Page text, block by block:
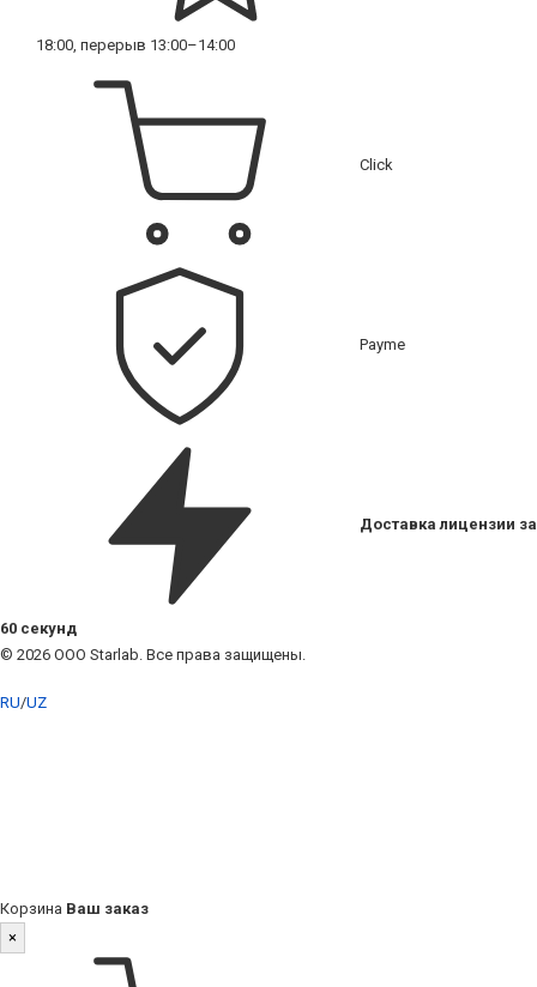
18:00, перерыв 13:00–14:00
Click
Payme
Доставка лицензии за
60 секунд
© 2026 ООО Starlab. Все права защищены.
RU/UZ
Корзина Ваш заказ
×